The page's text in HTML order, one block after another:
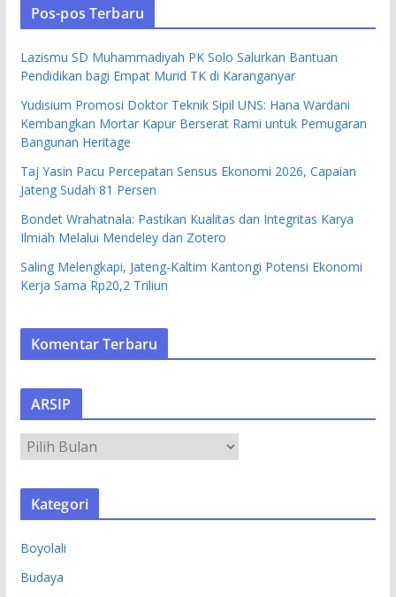
Pos-pos Terbaru
Lazismu SD Muhammadiyah PK Solo Salurkan Bantuan
Pendidikan bagi Empat Murid TK di Karanganyar
Yudisium Promosi Doktor Teknik Sipil UNS: Hana Wardani
Kembangkan Mortar Kapur Berserat Rami untuk Pemugaran
Bangunan Heritage
Taj Yasin Pacu Percepatan Sensus Ekonomi 2026, Capaian
Jateng Sudah 81 Persen
Bondet Wrahatnala: Pastikan Kualitas dan Integritas Karya
Ilmiah Melalui Mendeley dan Zotero
Saling Melengkapi, Jateng-Kaltim Kantongi Potensi Ekonomi
Kerja Sama Rp20,2 Triliun
Komentar Terbaru
ARSIP
R
S
Kategori
Boyolali
Budaya